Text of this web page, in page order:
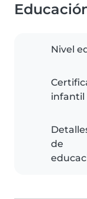
Nivel
infantil
de